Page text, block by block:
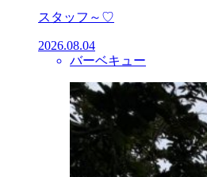
スタッフ～♡
2026.08.04
バーベキュー